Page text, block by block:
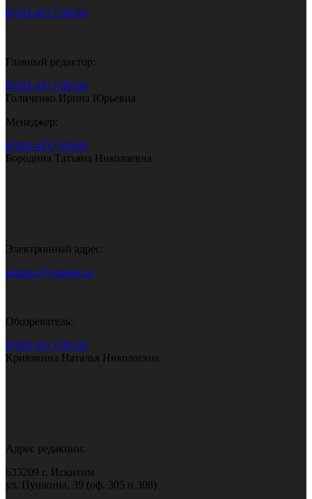
8(383-43) 7-90-60
Главный редактор:
8(383-43) 7-90-60
Голиченко Ирина Юрьевна
Менеджер:
8(383-43) 7-90-60
Бородина Татьяна Николаевна
Электронный адрес:
gazeta.i@yandex.ru
Обозреватель:
8(383-43) 7-90-60
Кривякина Наталья Николаевна
Адрес редакции:
633209 г. Искитим
ул. Пушкина, 39 (оф. 305 и 308)